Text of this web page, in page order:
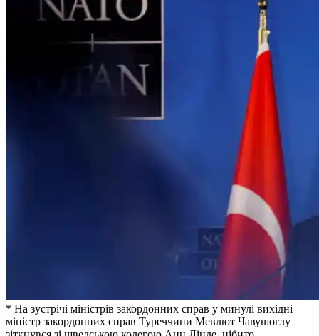
* На зустрічі міністрів закордонних справ у минулі вихідні
міністр закордонних справ Туреччини Мевлют Чавушоглу